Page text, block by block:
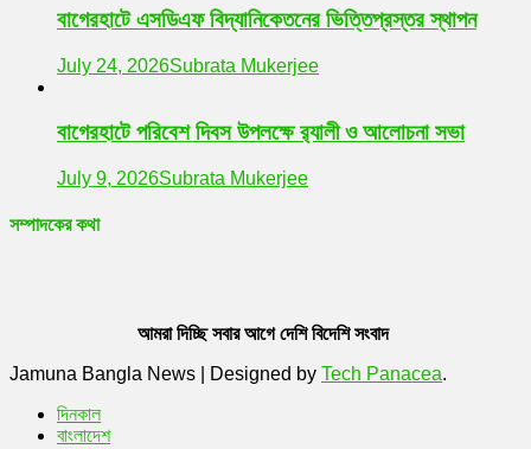
বাগেরহাটে এসডিএফ বিদ্যানিকেতনের ভিত্তিপ্রস্তর স্থাপন
July 24, 2026Subrata Mukerjee
বাগেরহাটে পরিবেশ দিবস উপলক্ষে র‌্যালী ও আলোচনা সভা
July 9, 2026Subrata Mukerjee
সম্পাদকের কথা
আমরা দিচ্ছি সবার আগে দেশি বিদেশি সংবাদ
Jamuna Bangla News
Designed by Tech Panacea.
দিনকাল
বাংলাদেশ